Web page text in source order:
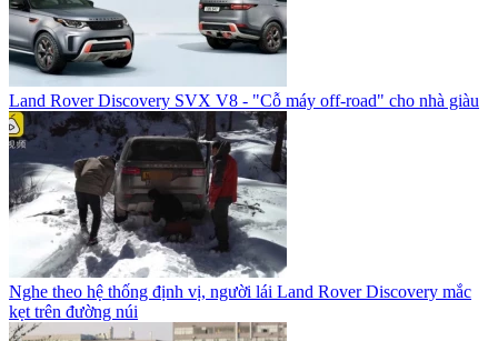
Land Rover Discovery SVX V8 - "Cỗ máy off-road" cho nhà giàu
Nghe theo hệ thống định vị, người lái Land Rover Discovery mắc
kẹt trên đường núi